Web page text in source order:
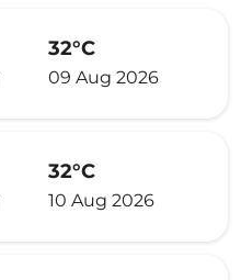
32°C
09 Aug 2026
32°C
10 Aug 2026